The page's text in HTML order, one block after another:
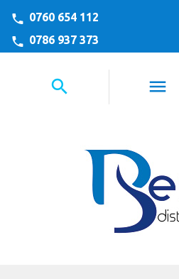
0760 654 112
0786 937 373